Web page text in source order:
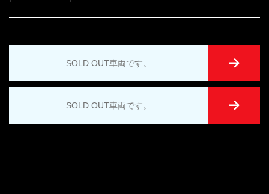
SOLD OUT車両です。
SOLD OUT車両です。